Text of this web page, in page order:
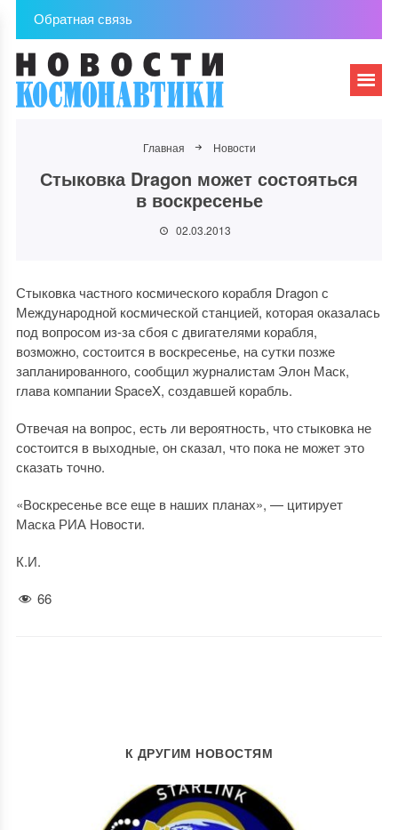
Обратная связь
Главная Новости
Стыковка Dragon может состояться
в воскресенье
02.03.2013
Стыковка частного космического корабля Dragon с
Международной космической станцией, которая оказалась
под вопросом из-за сбоя с двигателями корабля,
возможно, состоится в воскресенье, на сутки позже
запланированного, сообщил журналистам Элон Маск,
глава компании SpaceX, создавшей корабль.
Отвечая на вопрос, есть ли вероятность, что стыковка не
состоится в выходные, он сказал, что пока не может это
сказать точно.
«Воскресенье все еще в наших планах», — цитирует
Маска РИА Новости.
К.И.
66
К ДРУГИМ НОВОСТЯМ